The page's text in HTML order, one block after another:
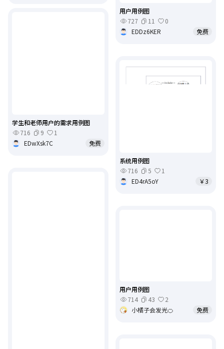
用户用例图
727
11
0
EDDz6KER
免费
学生和老师用户的需求用例图
716
9
1
EDwXsk7C
免费
系统用例图
716
5
1
ED4rA5oY
￥3
用户用例图
714
43
2
小橘子会发光🍊
免费